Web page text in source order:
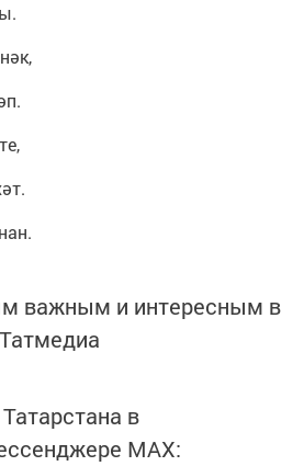
важным и интересным в
Татмедиа
в
MАХ: